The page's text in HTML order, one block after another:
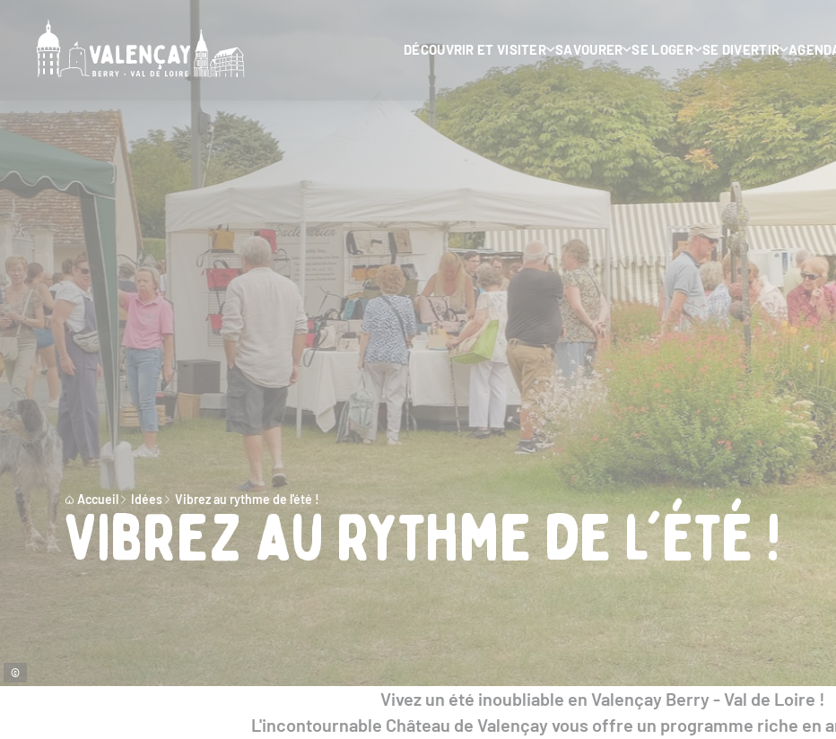
DÉCOUVRIR ET VISITER SAVOURER SE LOGER SE DIVERTIR
Accueil Idées Vibrez au rythme de l'été !
Vibrez au rythme de l'été !
©
Vivez un été inoubliable en Valençay Berry - Val de Loire !
L'incontournable Château de Valençay vous offre un programme riche en